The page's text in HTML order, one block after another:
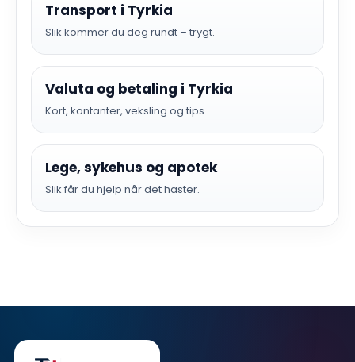
Transport i Tyrkia
Slik kommer du deg rundt – trygt.
Valuta og betaling i Tyrkia
Kort, kontanter, veksling og tips.
Lege, sykehus og apotek
Slik får du hjelp når det haster.